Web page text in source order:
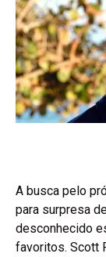
A busca pelo
para surpresa
desconhecido
favoritos. Scott